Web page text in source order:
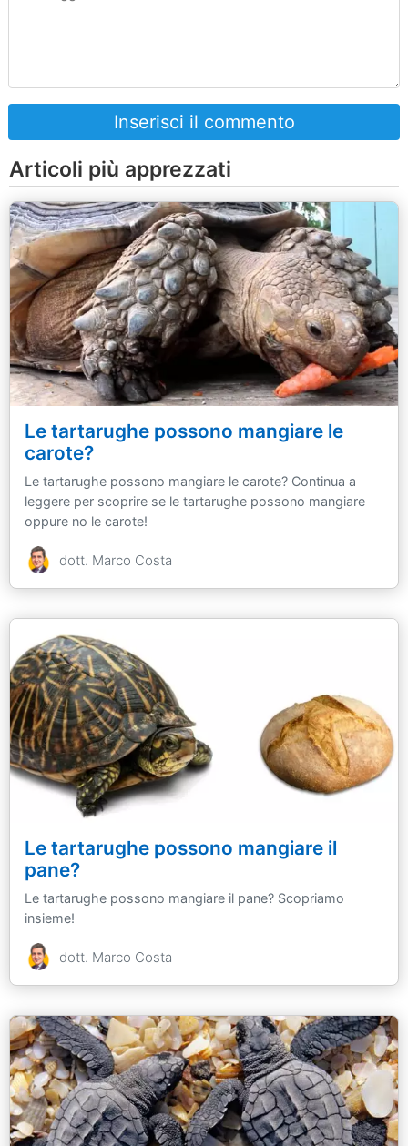
Inserisci il commento
Articoli più apprezzati
Le tartarughe possono mangiare le
carote?
Le tartarughe possono mangiare le carote? Continua a
leggere per scoprire se le tartarughe possono mangiare
oppure no le carote!
dott. Marco Costa
Le tartarughe possono mangiare il
pane?
Le tartarughe possono mangiare il pane? Scopriamo
insieme!
dott. Marco Costa